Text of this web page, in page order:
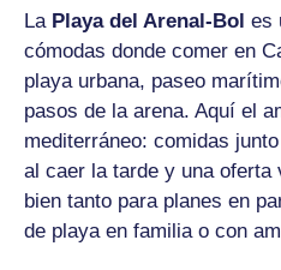
La Playa del Arenal-Bol es
cómodas donde comer en
playa urbana, paseo
pasos de la arena. Aquí el
mediterráneo: comidas
al caer la tarde y una oferta
bien tanto para planes en
de playa en familia o con